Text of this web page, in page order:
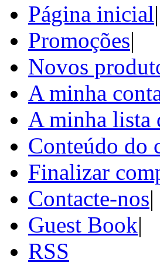
Página inicial|
Promoções|
Novos
A minha
A minha lista
Conteúdo do
Finalizar
Contacte-nos|
Guest Book|
RSS